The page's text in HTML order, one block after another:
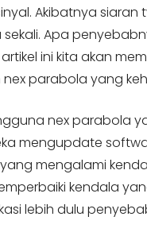
Akibatnya siaran
Apa
ini kita akan
parabola yang
nex parabola
mengupdate
mengalami
kendala
lebih dulu